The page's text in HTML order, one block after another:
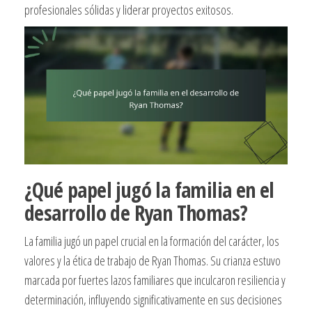
profesionales sólidas y liderar proyectos exitosos.
¿Qué papel jugó la familia en el
desarrollo de Ryan Thomas?
La familia jugó un papel crucial en la formación del carácter, los
valores y la ética de trabajo de Ryan Thomas. Su crianza estuvo
marcada por fuertes lazos familiares que inculcaron resiliencia y
determinación, influyendo significativamente en sus decisiones